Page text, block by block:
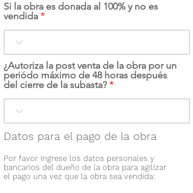
Si la obra es donada al 100% y no es
vendida
¿Autoriza la post venta de la obra por un
periódo máximo de 48 horas después
del cierre de la subasta?
Datos para el pago de la obra
Por favor ingrese los datos personales y
bancarios del dueño de la obra para agilizar
el pago una vez que la obra sea vendida: